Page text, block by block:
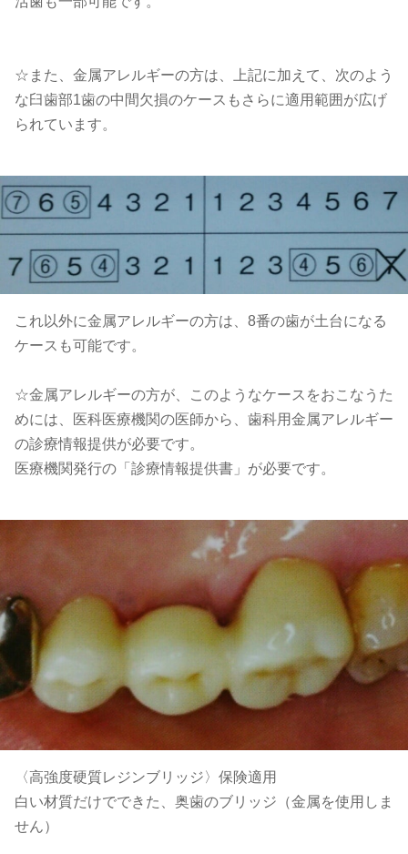
☆また、金属アレルギーの方は、上記に加えて、次のよう
な臼歯部1歯の中間欠損のケースもさらに適用範囲が広げ
られています。
これ以外に金属アレルギーの方は、8番の歯が土台になる
ケースも可能です。
☆金属アレルギーの方が、このようなケースをおこなうた
めには、医科医療機関の医師から、歯科用金属アレルギー
の診療情報提供が必要です。
医療機関発行の「診療情報提供書」が必要です。
〈高強度硬質レジンブリッジ〉保険適用
白い材質だけでできた、奥歯のブリッジ（金属を使用しま
せん）